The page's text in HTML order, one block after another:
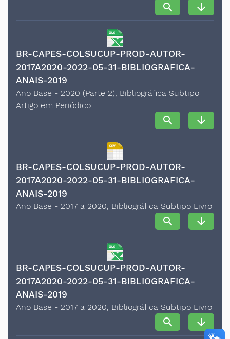
search arrow_downward
BR-CAPES-COLSUCUP-PROD-AUTOR-
2017A2020-2022-05-31-BIBLIOGRAFICA-
ANAIS-2019
Ano Base - 2020 (Parte 2), Bibliográfica Subtipo
Artigo em Periódico
search arrow_downward
BR-CAPES-COLSUCUP-PROD-AUTOR-
2017A2020-2022-05-31-BIBLIOGRAFICA-
ANAIS-2019
Ano Base - 2017 a 2020, Bibliográfica Subtipo Livro
search arrow_downward
BR-CAPES-COLSUCUP-PROD-AUTOR-
2017A2020-2022-05-31-BIBLIOGRAFICA-
ANAIS-2019
Ano Base - 2017 a 2020, Bibliográfica Subtipo Livro
search arrow_downward